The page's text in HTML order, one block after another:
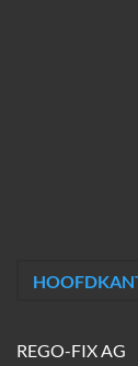
REGO-FIX AG